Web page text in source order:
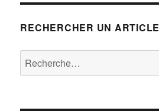
RECHERCHER UN ARTICLE
Recherche
pour :